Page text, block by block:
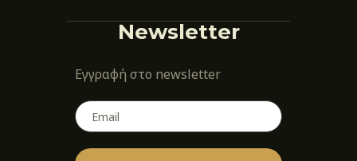
Newsletter
Εγγραφή στο newsletter